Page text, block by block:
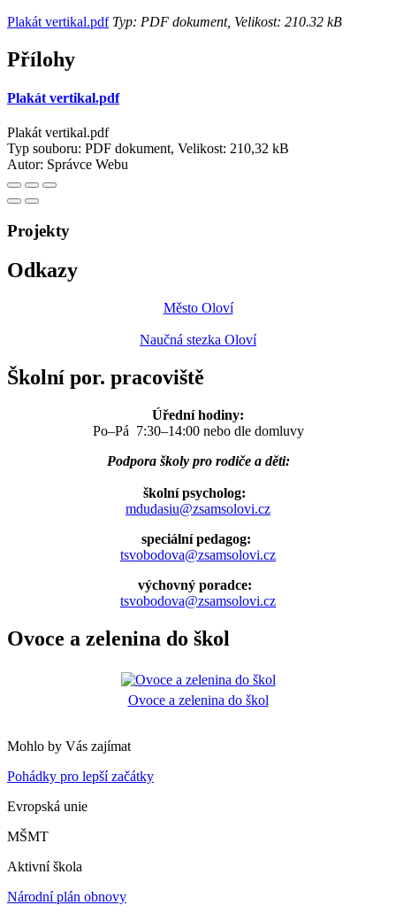
Plakát vertikal.pdfTyp: PDF dokument, Velikost: 210.32 kB
Přílohy
Plakát vertikal.pdf
Plakát vertikal.pdf
Typ souboru: PDF dokument, Velikost: 210,32 kB
Autor: Správce Webu
Projekty
Odkazy
Město Oloví
Naučná stezka Oloví
Školní por. pracoviště
Úřední hodiny:
Po–Pá 7:30–14:00 nebo dle domluvy
Podpora školy pro rodiče a děti:
školní psycholog:
mdudasiu@zsamsolovi.cz
speciální pedagog:
tsvobodova@zsamsolovi.cz
výchovný poradce:
tsvobodova@zsamsolovi.cz
Ovoce a zelenina do škol
Ovoce a zelenina do škol
Mohlo by Vás zajímat
Pohádky pro lepší začátky
Evropská unie
MŠMT
Aktivní škola
Národní plán obnovy